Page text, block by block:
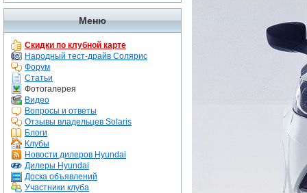
Меню
Скидки по клубной карте
Народный тест-драйв Солярис
Форум
Статьи
Фотогалерея
Видео
Вопросы и ответы
Отзывы владельцев Solaris
Блоги
Клубы
Новости дилеров Hyundai
Дилеры Hyundai
Доска объявлений
Участники клуба